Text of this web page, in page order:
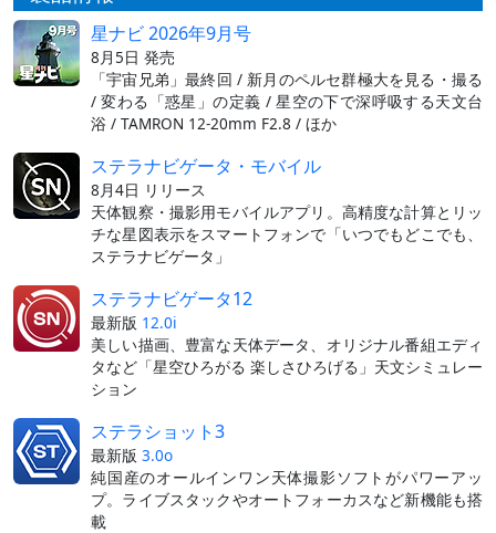
星ナビ 2026年9月号
8月5日 発売
「宇宙兄弟」最終回 / 新月のペルセ群極大を見る・撮る
/ 変わる「惑星」の定義 / 星空の下で深呼吸する天文台
浴 / TAMRON 12-20mm F2.8 / ほか
ステラナビゲータ・モバイル
8月4日 リリース
天体観察・撮影用モバイルアプリ。高精度な計算とリッ
チな星図表示をスマートフォンで「いつでもどこでも、
ステラナビゲータ」
ステラナビゲータ12
最新版 12.0i
美しい描画、豊富な天体データ、オリジナル番組エディ
タなど「星空ひろがる 楽しさひろげる」天文シミュレー
ション
ステラショット3
最新版 3.0o
純国産のオールインワン天体撮影ソフトがパワーアッ
プ。ライブスタックやオートフォーカスなど新機能も搭
載